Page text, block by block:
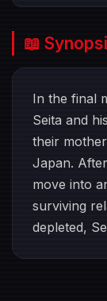
📖
In the final
Seita and
their
Japan.
move into
surviving
depleted,